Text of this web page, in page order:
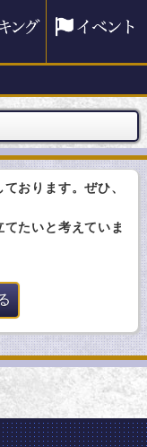
おります。ぜひ、
たいと考えていま